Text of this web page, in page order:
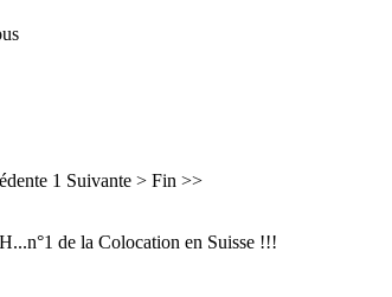
1 Suivante > Fin >>
de la Colocation en Suisse !!!